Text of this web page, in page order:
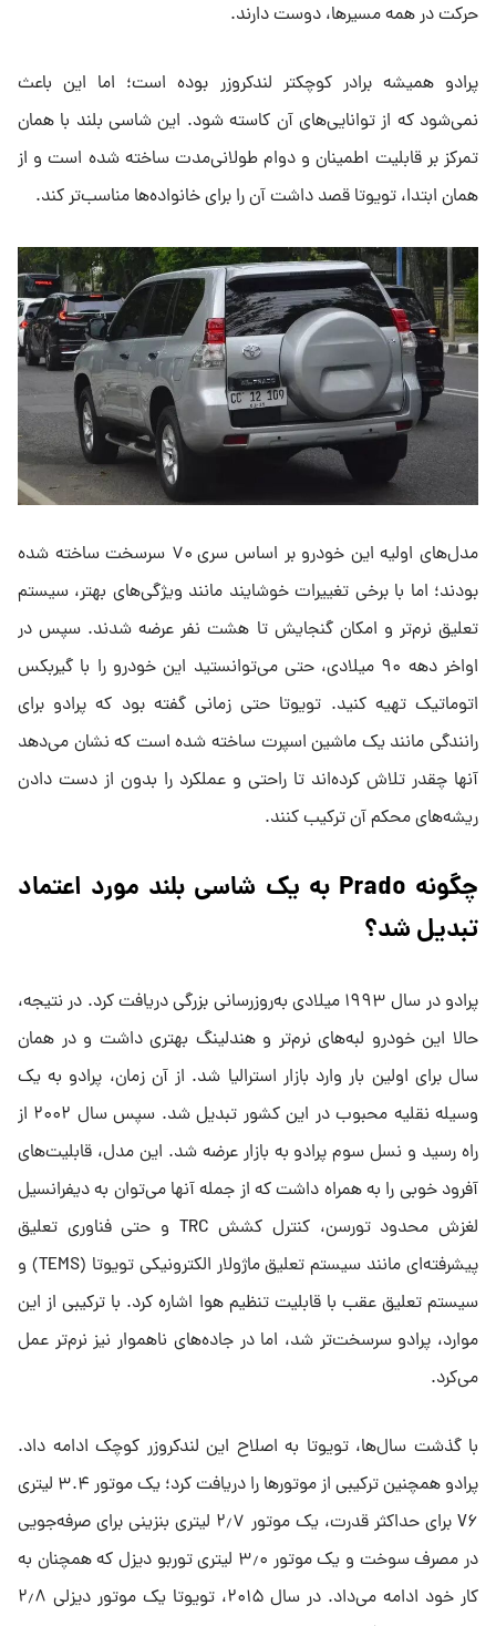
حرکت در همه مسیرها، دوست دارند.
پرادو همیشه برادر کوچکتر لندکروزر بوده است؛ اما این باعث
نمی‌شود که از توانایی‌های آن کاسته شود. این شاسی بلند با همان
تمرکز بر قابلیت اطمینان و دوام طولانی‌مدت ساخته شده است و از
همان ابتدا، تویوتا قصد داشت آن را برای خانواده‌ها مناسب‌تر کند.
مدل‌های اولیه این خودرو بر اساس سری ۷۰ سرسخت ساخته شده
بودند؛ اما با برخی تغییرات خوشایند مانند ویژگی‌های بهتر، سیستم
تعلیق نرم‌تر و امکان گنجایش تا هشت نفر عرضه شدند. سپس در
اواخر دهه ۹۰ میلادی، حتی می‌توانستید این خودرو را با گیربکس
اتوماتیک تهیه کنید. تویوتا حتی زمانی گفته بود که پرادو برای
رانندگی مانند یک ماشین اسپرت ساخته شده است که نشان می‌دهد
آنها چقدر تلاش کرده‌اند تا راحتی و عملکرد را بدون از دست دادن
ریشه‌های محکم آن ترکیب کنند.
چگونه Prado به یک شاسی بلند مورد اعتماد
تبدیل شد؟
پرادو در سال ۱۹۹۳ میلادی به‌روزرسانی بزرگی دریافت کرد. در نتیجه،
حالا این خودرو لبه‌های نرم‌تر و هندلینگ بهتری داشت و در همان
سال برای اولین بار وارد بازار استرالیا شد. از آن زمان، پرادو به یک
وسیله نقلیه محبوب در این کشور تبدیل شد. سپس سال ۲۰۰۲ از
راه رسید و نسل سوم پرادو به بازار عرضه شد. این مدل، قابلیت‌های
آفرود خوبی را به همراه داشت که از جمله آنها می‌توان به دیفرانسیل
لغزش محدود تورسن، کنترل کشش TRC و حتی فناوری تعلیق
پیشرفته‌ای مانند سیستم تعلیق ماژولار الکترونیکی تویوتا (TEMS) و
سیستم تعلیق عقب با قابلیت تنظیم هوا اشاره کرد. با ترکیبی از این
موارد، پرادو سرسخت‌تر شد، اما در جاده‌های ناهموار نیز نرم‌تر عمل
می‌کرد.
با گذشت سال‌ها، تویوتا به اصلاح این لندکروزر کوچک ادامه داد.
پرادو همچنین ترکیبی از موتورها را دریافت کرد؛ یک موتور ۳.۴ لیتری
V۶ برای حداکثر قدرت، یک موتور ۲٫۷ لیتری بنزینی برای صرفه‌جویی
در مصرف سوخت و یک موتور ۳٫۰ لیتری توربو دیزل که همچنان به
کار خود ادامه می‌داد. در سال ۲۰۱۵، تویوتا یک موتور دیزلی ۲٫۸